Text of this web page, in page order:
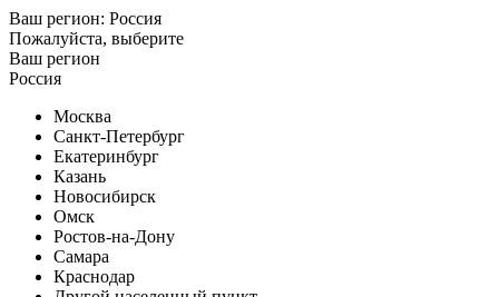
Ваш регион: Россия
Пожалуйста, выберите
Ваш регион
Россия
Москва
Санкт-Петербург
Екатеринбург
Казань
Новосибирск
Омск
Ростов-на-Дону
Самара
Краснодар